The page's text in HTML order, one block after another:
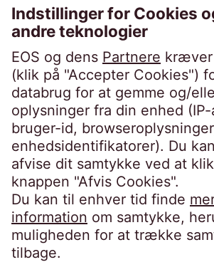
EOS Danmark A/S
True Møllevej 9
8381 Tilst
Danmark
Telefon:+45 70 22 10 20
kontakt@eos-danmark.dk